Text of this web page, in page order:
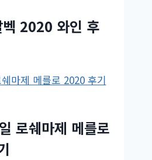
벡 2020 와인 후
로쉐마제 메를로